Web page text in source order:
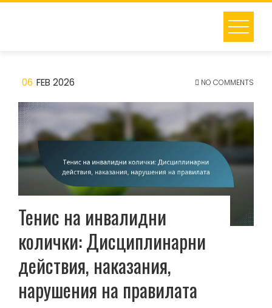
Skip
06 FEB 2026 NO COMMENTS
Тенис на инвалидни
колички: Дисциплинарни
действия, наказания,
нарушения на правилата